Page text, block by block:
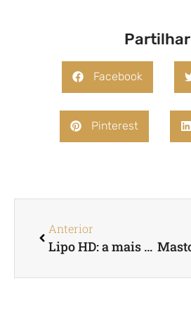
Partilhar
Facebook
Pinterest
Anterior
Lipo HD: a mais recente tecnologia de lipoaspiração